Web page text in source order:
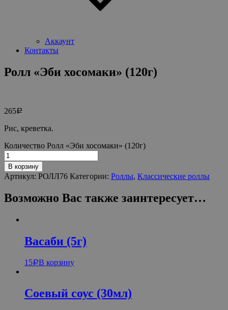
Аккаунт
Контакты
Ролл «Эби хосомаки» (120г)
265Р
Рис, креветка.
Количество Ролл «Эби хосомаки» (120г)
В корзину
Артикул: РОЛЛ76 Категории: Роллы, Классические роллы
Возможно Вас также заинтересует…
Васаби (5г)
15РВ корзину
Соевый соус (30мл)